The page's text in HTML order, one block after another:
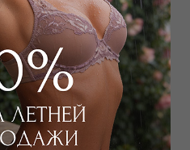
MEY
Трусы хипстер
4 050 9 000
₽
+ 1 цвет